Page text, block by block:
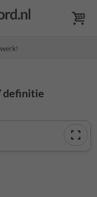
definitie